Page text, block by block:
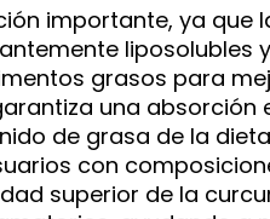
importante, ya que
liposolubles
grasos para
una absorción
de grasa de la
con
superior de la